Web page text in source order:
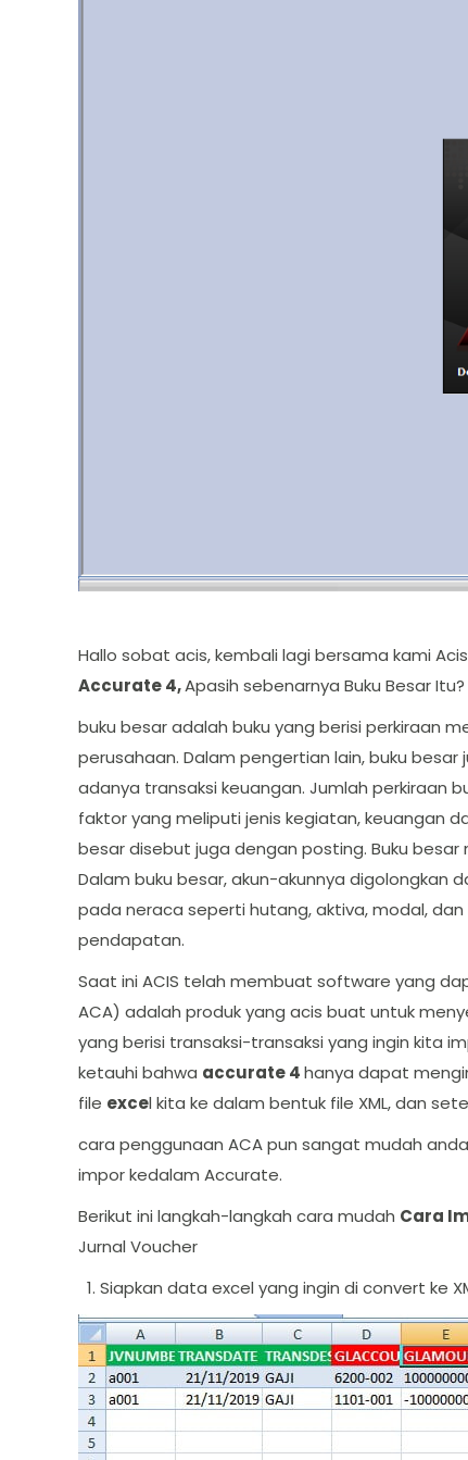
Hallo sobat acis, kembali lagi bersama kami
Accurate 4,Apasih sebenarnya Buku Besar Itu?
buku besar adalah buku yang berisi perkiraan
perusahaan. Dalam pengertian lain, buku
adanya transaksi keuangan. Jumlah perkiraan
faktor yang meliputi jenis kegiatan, keuangan
besar disebut juga dengan posting. Buku
Dalam buku besar, akun-akunnya digolongkan
pada neraca seperti hutang, aktiva, modal,
pendapatan.
Saat ini ACIS telah membuat software yang
ACA) adalah produk yang acis buat untuk
yang berisi transaksi-transaksi yang ingin kita
ketauhi bahwa accurate 4hanya dapat
file excel kita ke dalam bentuk file XML, dan
cara penggunaan ACA pun sangat mudah
impor kedalam Accurate.
Berikut ini langkah-langkah cara mudah Cara
Jurnal Voucher
Siapkan data excel yang ingin di convert ke